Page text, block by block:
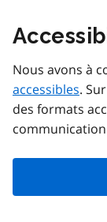
Nous avons à
accessibles.
des formats